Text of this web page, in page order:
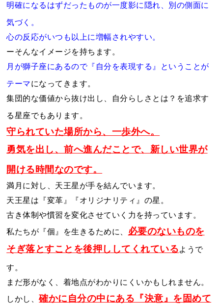
明確になるはずだったものが一度影に隠れ、別の側面に
気づく。
心の反応がいつも以上に増幅されやすい。
ーそんなイメージを持ちます。
月が獅子座にあるので『自分を表現する』ということが
テーマになってきます。
集団的な価値から抜け出し、自分らしさとは？を追求す
る星座でもあります。
守られていた場所から、一歩外へ。
勇気を出し、前へ進んだことで、新しい世界が
開ける時間なのです。
満月に対し、天王星が手を結んでいます。
天王星は 『変革』『オリジナリティ』の星。
古き体制や慣習を変化させていく力を持っています。
私たちが『個』を生きるために、 必要のないものを
そぎ落とすことを後押ししてくれているようで
す。
まだ形がなく、着地点がわかりにくいかもしれません。
しかし、確かに自分の中にある『決意』を固めて